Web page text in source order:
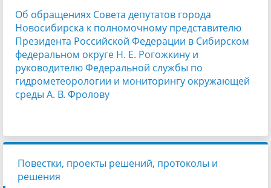
Об обращениях Совета депутатов города
Новосибирска к полномочному представителю
Президента Российской Федерации в Сибирском
федеральном округе Н. Е. Рогожкину и
руководителю Федеральной службы по
гидрометеорологии и мониторингу окружающей
среды А. В. Фролову
Повестки, проекты решений, протоколы и
решения